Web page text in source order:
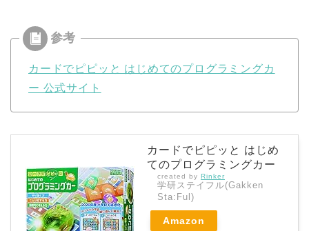
カードでピピッと はじめてのプログラミングカ
ー 公式サイト
カードでピピッと はじめ
てのプログラミングカー
created by Rinker
学研ステイフル(Gakken
Sta:Ful)
Amazon